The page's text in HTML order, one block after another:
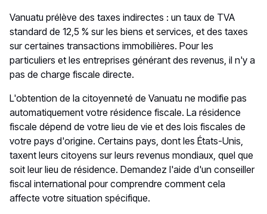
Vanuatu prélève des taxes indirectes : un taux de TVA
standard de 12,5 % sur les biens et services, et des taxes
sur certaines transactions immobilières. Pour les
particuliers et les entreprises générant des revenus, il n'y a
pas de charge fiscale directe.
L'obtention de la citoyenneté de Vanuatu ne modifie pas
automatiquement votre résidence fiscale. La résidence
fiscale dépend de votre lieu de vie et des lois fiscales de
votre pays d'origine. Certains pays, dont les États-Unis,
taxent leurs citoyens sur leurs revenus mondiaux, quel que
soit leur lieu de résidence. Demandez l'aide d'un conseiller
fiscal international pour comprendre comment cela
affecte votre situation spécifique.